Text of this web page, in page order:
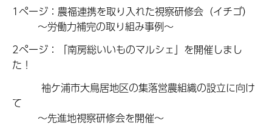
1ページ：農福連携を取り入れた視察研修会（イチゴ）
～労働力補完の取り組み事例～
2ページ：「南房総いいものマルシェ」を開催しまし
た！
袖ケ浦市大鳥居地区の集落営農組織の設立に向け
て
～先進地視察研修会を開催～